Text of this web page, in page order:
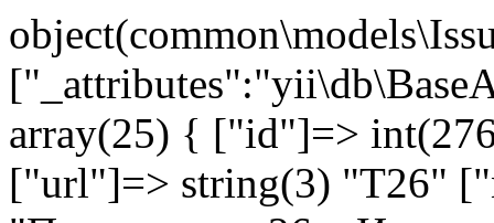
array(25) { ["id"]=>
["url"]=> string(3) "T26"